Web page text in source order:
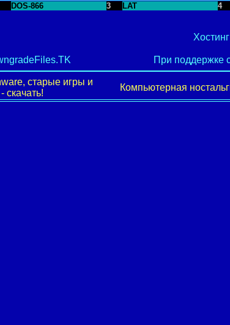
DOS-866 3 LAT 4
При поддержке
старые игры и
скачать!
Компьютерная